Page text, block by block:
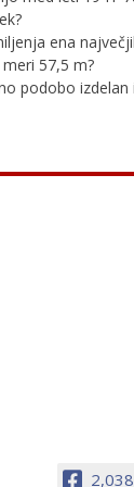
ena
57,5 m?
podobo izdelan
2,038